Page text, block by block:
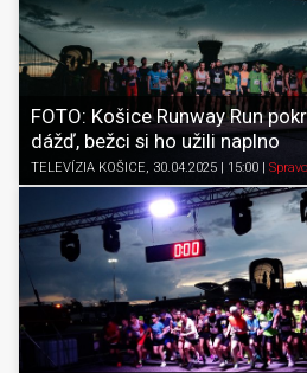
FOTO: Košice Runway Run
dážď, bežci si ho užili naplno
TELEVÍZIA KOŠICE, 30.04.2025 | 15:00